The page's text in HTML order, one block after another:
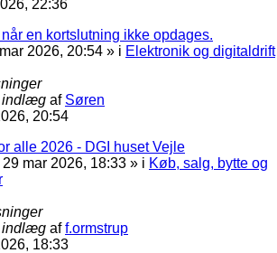
22:36
en kortslutning ikke opdages.
2026, 20:54 » i Elektronik og digitaldrift
indlæg af Søren
20:54
alle 2026 - DGI huset Vejle
29 mar 2026, 18:33 » i Køb, salg, bytte og
indlæg aff.ormstrup
18:33